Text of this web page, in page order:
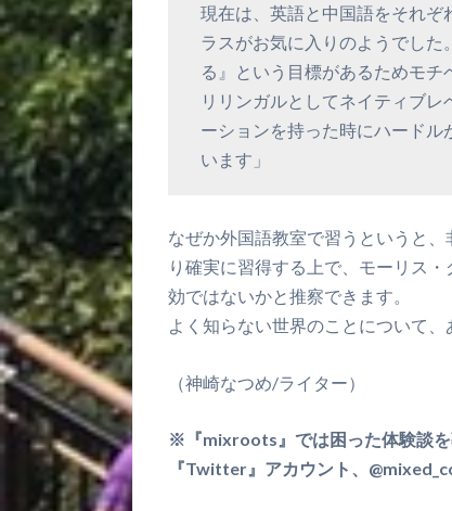
現在は、英語と中国語をそれぞ
ラスがお気に入りのようでし
る』という目標があるためモ
リリンガルとしてネイティブ
ーションを持った時にハード
います」
なぜか外国語教室で習うというと
り確実に習得する上で、モーリス
効ではないかと推察できます。
よく知らない世界のことについて
（神崎なつめ/ライター）
※『mixroots』では困った体験談を
『Twitter』アカウント、